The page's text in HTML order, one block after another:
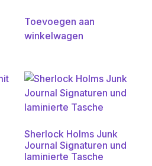
Toevoegen aan
winkelwagen
Sherlock Holms Junk
Journal Signaturen und
laminierte Tasche